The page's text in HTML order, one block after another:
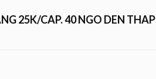
25K/CAP. 40 NGO DEN THAP